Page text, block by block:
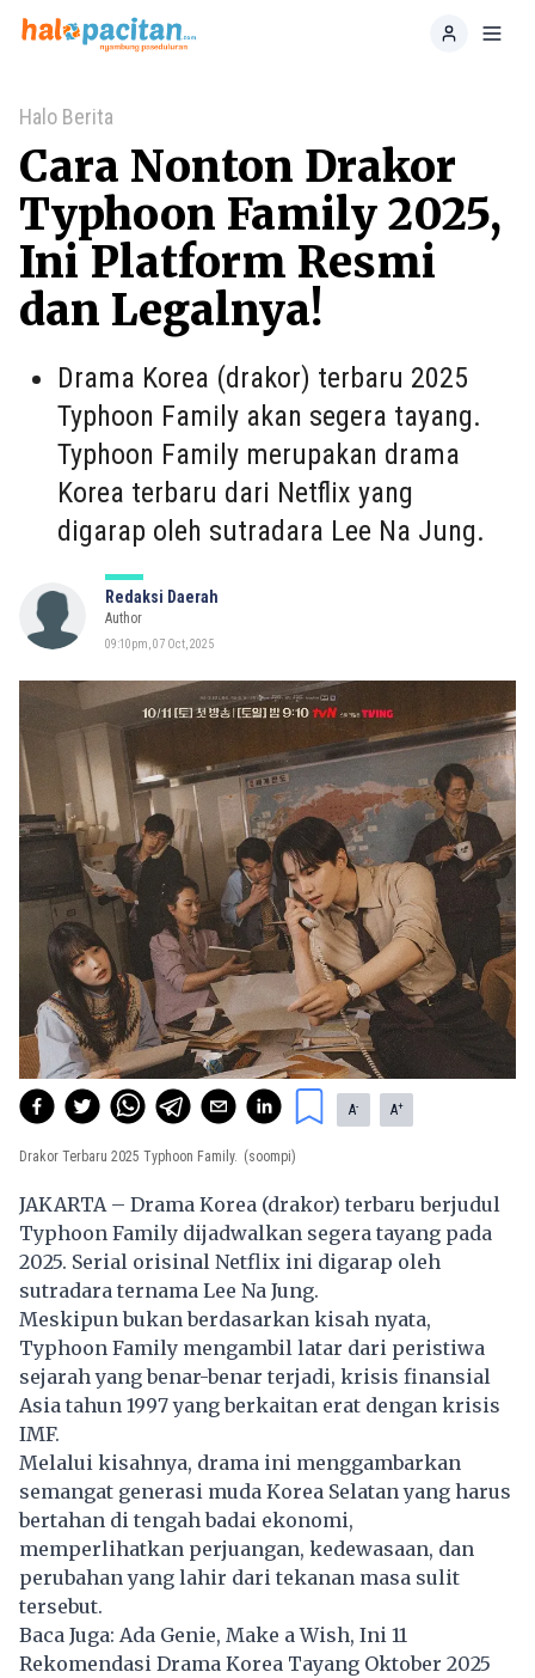
Home
Halo Berita
Cara Nonton Drakor
Typhoon Family 2025,
Ini Platform Resmi
dan Legalnya!
Drama Korea (drakor) terbaru 2025
Typhoon Family akan segera tayang.
Typhoon Family merupakan drama
Korea terbaru dari Netflix yang
digarap oleh sutradara Lee Na Jung.
Redaksi Daerah
Author
09:10pm, 07 Oct, 2025
A- A+
Drakor Terbaru 2025 Typhoon Family. (soompi)
JAKARTA – Drama Korea (drakor) terbaru berjudul
Typhoon Family dijadwalkan segera tayang pada
2025. Serial orisinal Netflix ini digarap oleh
sutradara ternama Lee Na Jung.
Meskipun bukan berdasarkan kisah nyata,
Typhoon Family mengambil latar dari peristiwa
sejarah yang benar-benar terjadi, krisis finansial
Asia tahun 1997 yang berkaitan erat dengan krisis
IMF.
Melalui kisahnya, drama ini menggambarkan
semangat generasi muda Korea Selatan yang harus
bertahan di tengah badai ekonomi,
memperlihatkan perjuangan, kedewasaan, dan
perubahan yang lahir dari tekanan masa sulit
tersebut.
Baca Juga: Ada Genie, Make a Wish, Ini 11
Rekomendasi Drama Korea Tayang Oktober 2025